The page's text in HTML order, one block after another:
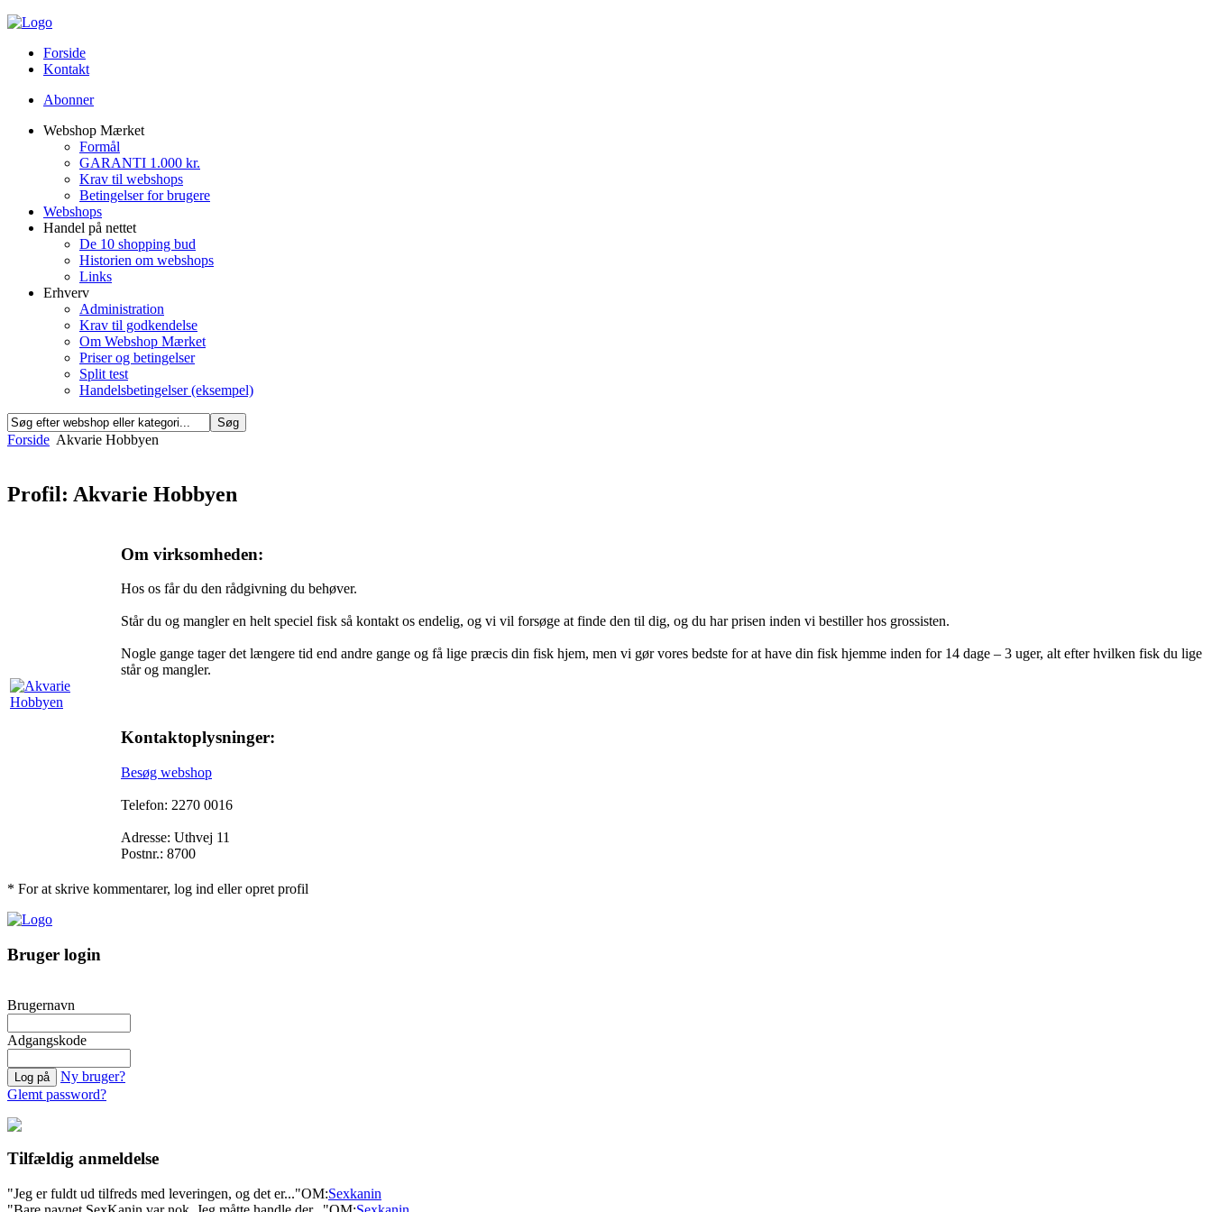
Forside
Kontakt
Abonner
Webshop Mærket
Formål
GARANTI 1.000 kr.
Krav til webshops
Betingelser for brugere
Webshops
Handel på nettet
De 10 shopping bud
Historien om webshops
Links
Erhverv
Administration
Krav til godkendelse
Om Webshop Mærket
Priser og betingelser
Split test
Handelsbetingelser (eksempel)
Forside Akvarie Hobbyen
Profil: Akvarie Hobbyen
Om virksomheden:
Hos os får du den rådgivning du behøver.
Står du og mangler en helt speciel fisk så kontakt os endelig, og vi vil forsøge at finde den til dig, og du har prisen inden vi bestiller hos grossisten.
Nogle gange tager det længere tid end andre gange og få lige præcis din fisk hjem, men vi gør vores bedste for at have din fisk hjemme inden for 14 dage – 3 uger, alt efter hvilken fisk du lige
står og mangler.
Kontaktoplysninger:
Besøg webshop
Telefon: 2270 0016
Adresse: Uthvej 11
Postnr.: 8700
* For at skrive kommentarer, log ind eller opret profil
Bruger login
Brugernavn
Adgangskode
Ny bruger?
Glemt password?
Tilfældig anmeldelse
"Jeg er fuldt ud tilfreds med leveringen, og det er..."OM:Sexkanin